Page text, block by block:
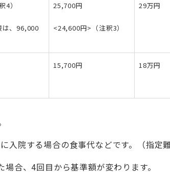
4）
は、96,000
25,700円
<24,600円>（注釈3）
29万円
15,700円 18万円
入院する場合の食事代などです。（指定
合、4回目から基準額が変わります。